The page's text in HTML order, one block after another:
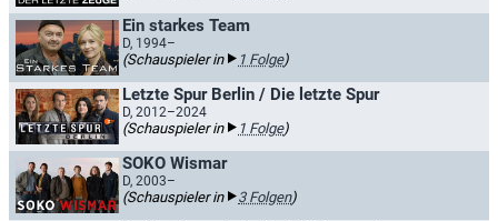
Ein starkes Team
D, 1994–
(Schauspieler in 1 Folge)
Letzte Spur Berlin / Die letzte Spur
D, 2012–2024
(Schauspieler in 1 Folge)
SOKO Wismar
D, 2003–
(Schauspieler in 3 Folgen)